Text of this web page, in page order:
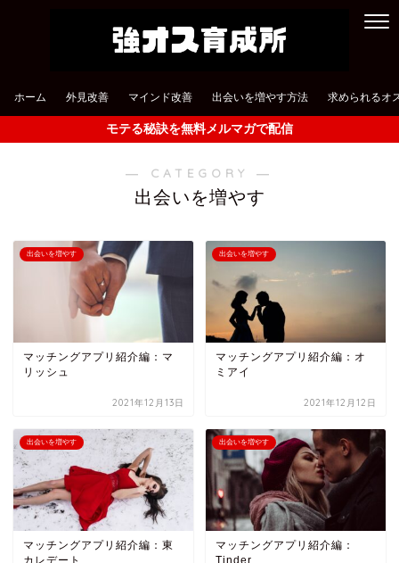
ホーム 外見改善 マインド改善 出会いを増やす方法 求められるオ
モテる秘訣を無料メルマガで配信
― CATEGORY ―
出会いを増やす
出会いを増やす
マッチングアプリ紹介編：マ
リッシュ
2021年12月13日
出会いを増やす
マッチングアプリ紹介編：オ
ミアイ
2021年12月12日
出会いを増やす
マッチングアプリ紹介編：東
カレデート
出会いを増やす
マッチングアプリ紹介編：
Tinder